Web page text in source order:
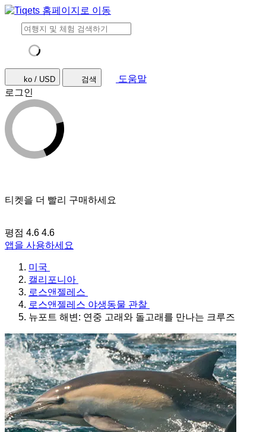
ko / USD 검색
도움말
로그인
티켓을 더 빨리 구매하세요
평점 4.6 4.6
앱을 사용하세요
미국
캘리포니아
로스앤젤레스
로스앤젤레스 야생동물 관찰
뉴포트 해변: 연중 고래와 돌고래를 만나는 크루즈